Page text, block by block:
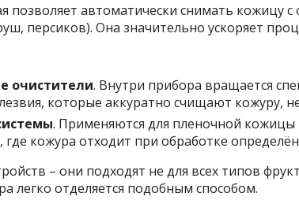
позволяет автоматически снимать кожицу
персиков). Она значительно ускоряет
очистители. Внутри прибора вращается
которые аккуратно счищают кожуру,
. Применяются для пленочной
где кожура отходит при обработке
– они подходят не для всех типов
легко отделяется подобным способом.